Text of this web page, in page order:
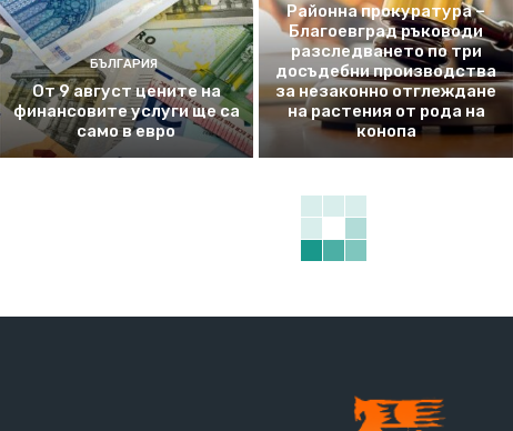
БЪЛГАРИЯ
От 9 август цените на
финансовите услуги ще са
само в евро
Районна прокуратура –
Благоевград ръководи
разследването по три
досъдебни производства
за незаконно отглеждане
на растения от рода на
конопа